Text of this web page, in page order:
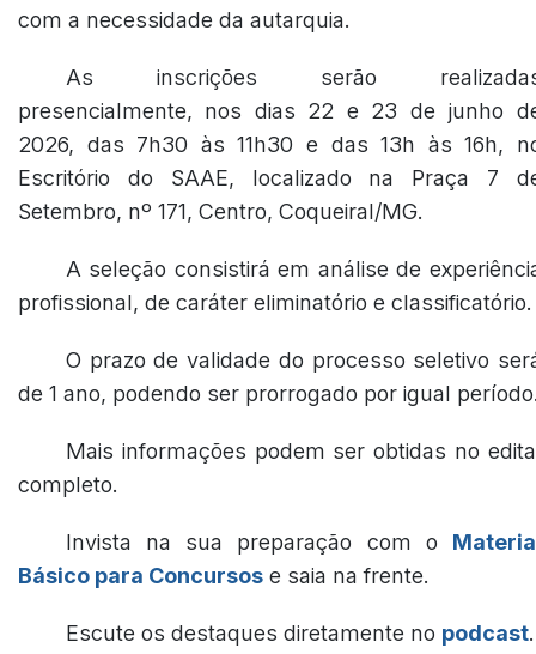
com a necessidade da autarquia.
As inscrições serão
presencialmente, nos dias 22 e 23 de junho
2026, das 7h30 às 11h30 e das 13h às 16h,
Escritório do SAAE, localizado na Praça 7
Setembro, nº 171, Centro, Coqueiral/MG.
A seleção consistirá em análise de
profissional, de caráter eliminatório e classificatório.
O prazo de validade do processo seletivo
de 1 ano, podendo ser prorrogado por igual
Mais informações podem ser obtidas no
completo.
Invista na sua preparação com o
Básico para Concursos e saia na frente.
Escute os destaques diretamente no podcast.